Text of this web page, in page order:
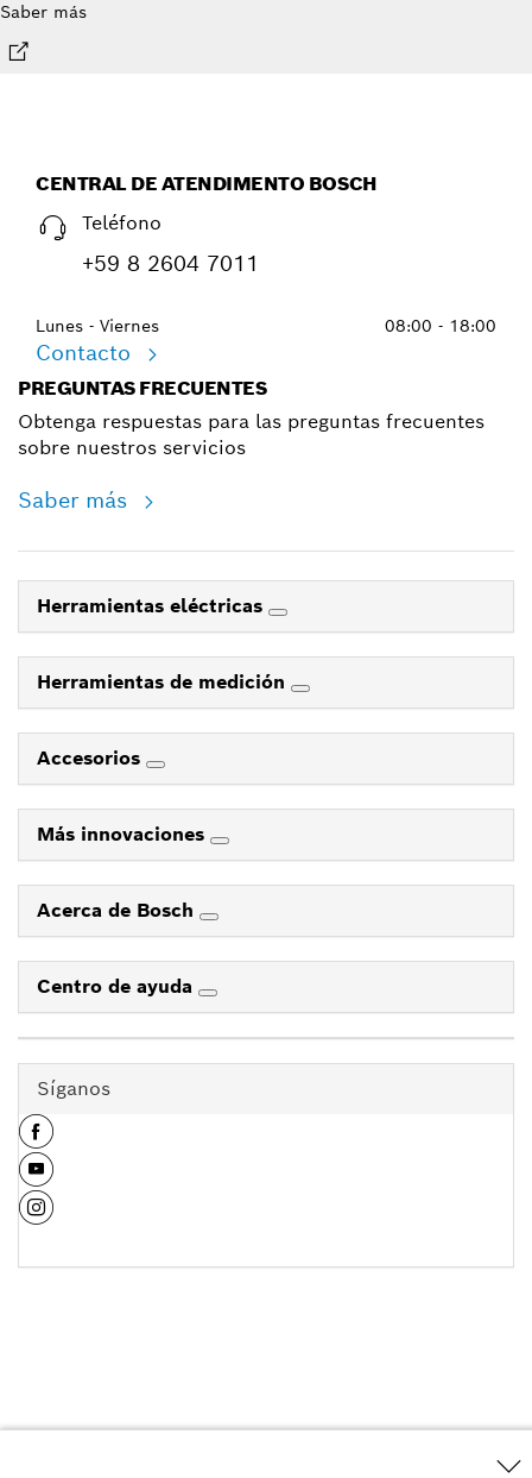
Saber más
CENTRAL DE ATENDIMENTO BOSCH
Teléfono
+59 8 2604 7011
Lunes - Viernes 08:00 - 18:00
Contacto
PREGUNTAS FRECUENTES
Obtenga respuestas para las preguntas frecuentes
sobre nuestros servicios
Saber más
Herramientas eléctricas
Herramientas de medición
Accesorios
Más innovaciones
Acerca de Bosch
Centro de ayuda
Síganos